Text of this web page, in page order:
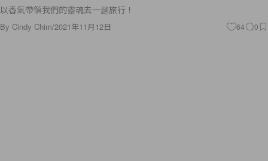
以香氣帶領我們的靈魂去一趟旅行！
By Cindy Chim/2021年11月12日 64 0